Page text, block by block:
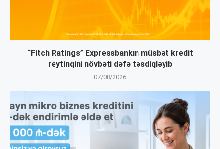
“Fitch Ratings” Expressbankın müsbət kredit
reytinqini növbəti dəfə təsdiqləyib
07/08/2026